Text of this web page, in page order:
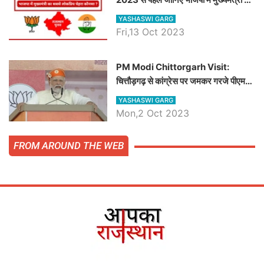
सबसे लोकप्रिय चेहरा कौनसा ?
YASHASWI GARG
Fri,13 Oct 2023
PM Modi Chittorgarh Visit:
चित्तौड़गढ़ से कांग्रेस पर जमकर गरजे पीएम
मोदी, जाने प्रधानमंत्री के भाषण की बड़ी
बातें, देखें वीडियो
YASHASWI GARG
Mon,2 Oct 2023
FROM AROUND THE WEB